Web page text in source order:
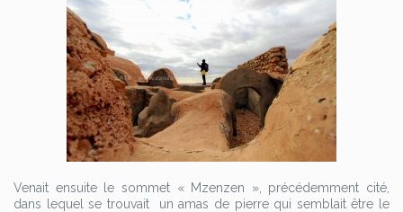
Venait ensuite le sommet « Mzenzen », précédemment cité,
dans lequel se trouvait un amas de pierre qui semblait être le